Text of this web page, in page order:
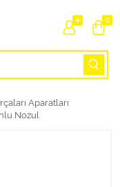
0
Aparatları
Nozul